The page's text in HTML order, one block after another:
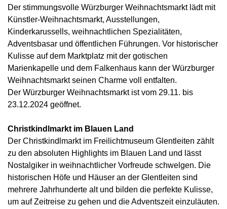
Der stimmungsvolle Würzburger Weihnachtsmarkt lädt mit
Künstler-Weihnachtsmarkt, Ausstellungen,
Kinderkarussells, weihnachtlichen Spezialitäten,
Adventsbasar und öffentlichen Führungen. Vor historischer
Kulisse auf dem Marktplatz mit der gotischen
Marienkapelle und dem Falkenhaus kann der Würzburger
Weihnachtsmarkt seinen Charme voll entfalten.
Der Würzburger Weihnachtsmarkt ist vom 29.11. bis
23.12.2024 geöffnet.
Christkindlmarkt im Blauen Land
Der Christkindlmarkt im Freilichtmuseum Glentleiten zählt
zu den absoluten Highlights im Blauen Land und lässt
Nostalgiker in weihnachtlicher Vorfreude schwelgen. Die
historischen Höfe und Häuser an der Glentleiten sind
mehrere Jahrhunderte alt und bilden die perfekte Kulisse,
um auf Zeitreise zu gehen und die Adventszeit einzuläuten.